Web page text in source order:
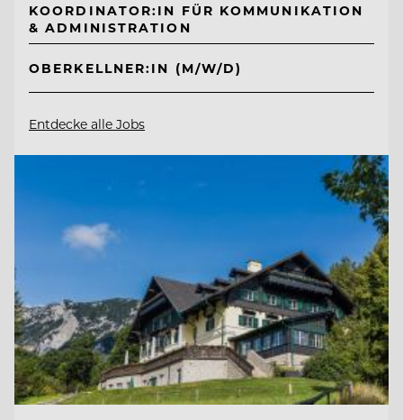
KOORDINATOR:IN FÜR KOMMUNIKATION
& ADMINISTRATION
OBERKELLNER:IN (M/W/D)
Entdecke alle Jobs